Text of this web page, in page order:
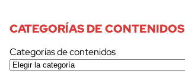
CATEGORÍAS DE CONTENIDOS
Categorías de contenidos